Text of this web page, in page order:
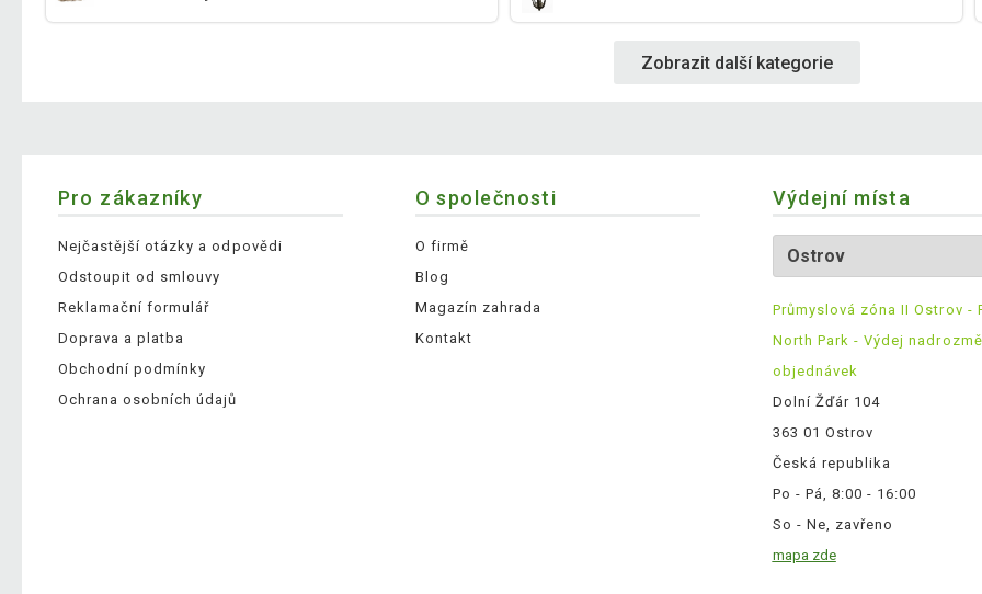
Zobrazit další kategorie
Pro zákazníky
Nejčastější otázky a odpovědi
Odstoupit od smlouvy
Reklamační formulář
Doprava a platba
Obchodní podmínky
Ochrana osobních údajů
O společnosti
O firmě
Blog
Magazín zahrada
Kontakt
Výdejní místa
Průmyslová zóna II Ostrov -
North Park - Výdej
objednávek
Dolní Žďár 104
363 01 Ostrov
Česká republika
Po - Pá, 8:00 - 16:00
So - Ne, zavřeno
mapa zde